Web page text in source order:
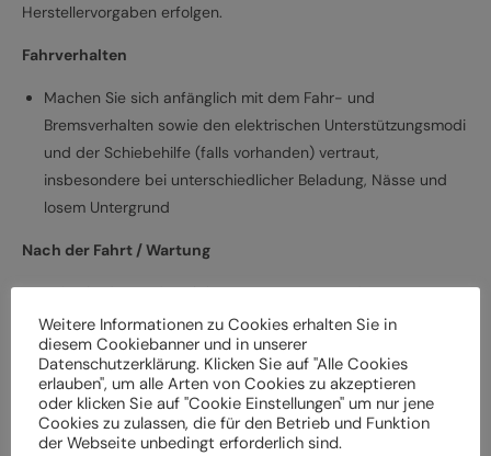
Herstellervorgaben erfolgen.
Fahrverhalten
Machen Sie sich anfänglich mit dem Fahr- und
Bremsverhalten sowie den elektrischen Unterstützungsmodi
und der Schiebehilfe (falls vorhanden) vertraut,
insbesondere bei unterschiedlicher Beladung, Nässe und
losem Untergrund
Nach der Fahrt / Wartung
Bei Schäden und Funktionsstörungen muss das
Elektrofahrrad vor der weiteren Verwendung durch einen
Fachbetrieb überprüft werden
Lassen Sie das Elektrofahrrad entsprechend den
Herstellervorgaben regelmäßig von einem Fachbetrieb
überprüfen und warten, um Gefährdungen, z. B.
Weitere Informationen zu Cookies erhalten Sie in
diesem Cookiebanner und in unserer
Datenschutzerklärung. Klicken Sie auf "Alle Cookies
erlauben", um alle Arten von Cookies zu akzeptieren
oder klicken Sie auf "Cookie Einstellungen" um nur jene
Cookies zu zulassen, die für den Betrieb und Funktion
der Webseite unbedingt erforderlich sind.